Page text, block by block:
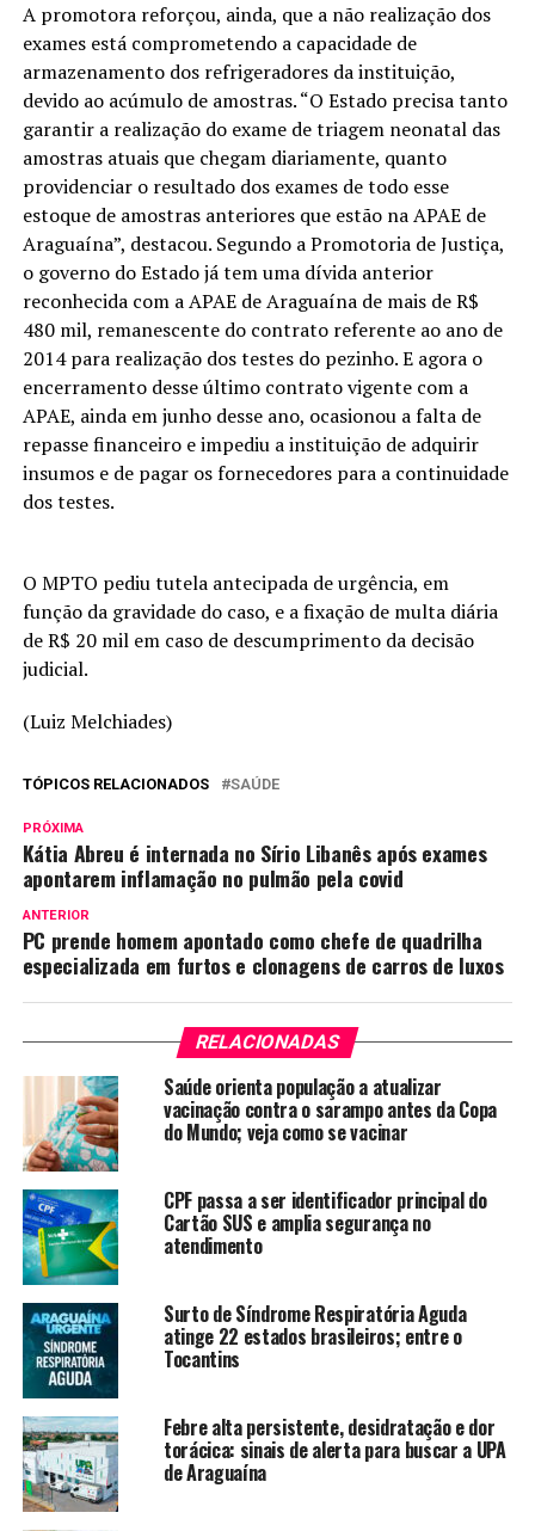
A promotora reforçou, ainda, que a não realização dos
exames está comprometendo a capacidade de
armazenamento dos refrigeradores da instituição,
devido ao acúmulo de amostras. “O Estado precisa tanto
garantir a realização do exame de triagem neonatal das
amostras atuais que chegam diariamente, quanto
providenciar o resultado dos exames de todo esse
estoque de amostras anteriores que estão na APAE de
Araguaína”, destacou. Segundo a Promotoria de Justiça,
o governo do Estado já tem uma dívida anterior
reconhecida com a APAE de Araguaína de mais de R$
480 mil, remanescente do contrato referente ao ano de
2014 para realização dos testes do pezinho. E agora o
encerramento desse último contrato vigente com a
APAE, ainda em junho desse ano, ocasionou a falta de
repasse financeiro e impediu a instituição de adquirir
insumos e de pagar os fornecedores para a continuidade
dos testes.
O MPTO pediu tutela antecipada de urgência, em
função da gravidade do caso, e a fixação de multa diária
de R$ 20 mil em caso de descumprimento da decisão
judicial.
(Luiz Melchiades)
TÓPICOS RELACIONADOS SAÚDE
PRÓXIMA
Kátia Abreu é internada no Sírio Libanês após exames
apontarem inflamação no pulmão pela covid
ANTERIOR
PC prende homem apontado como chefe de quadrilha
especializada em furtos e clonagens de carros de luxos
RELACIONADAS
Saúde orienta população a atualizar
vacinação contra o sarampo antes da Copa
do Mundo; veja como se vacinar
CPF passa a ser identificador principal do
Cartão SUS e amplia segurança no
atendimento
Surto de Síndrome Respiratória Aguda
atinge 22 estados brasileiros; entre o
Tocantins
Febre alta persistente, desidratação e dor
torácica: sinais de alerta para buscar a UPA
de Araguaína